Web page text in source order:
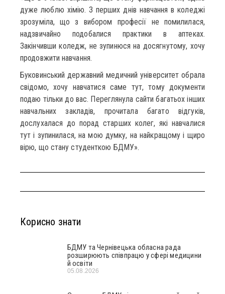
дуже люблю хімію. З перших днів навчання в коледжі
зрозуміла, що з вибором професії не помилилася,
надзвичайно подобалися практики в аптеках.
Закінчивши коледж, не зупинюся на досягнутому, хочу
продовжити навчання.
Буковинський державний медичний університет обрала
свідомо, хочу навчатися саме тут, тому документи
подаю тільки до вас. Переглянула сайти багатьох інших
навчальних закладів, прочитала багато відгуків,
дослухалася до порад старших колег, які навчалися
тут і зупинилася, на мою думку, на найкращому і щиро
вірю, що стану студенткою БДМУ».
Корисно знати
БДМУ та Чернівецька обласна рада
розширюють співпрацю у сфері медицини
й освіти
05.08.2026